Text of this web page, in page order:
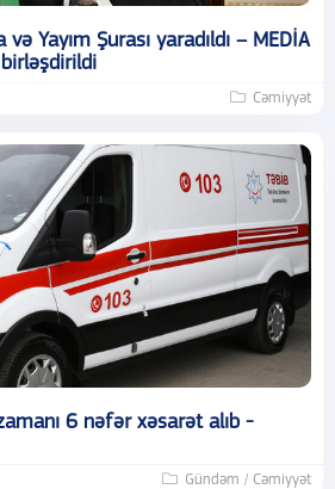
Yayım Şurası yaradıldı – MEDİA
Cəmiyyət
6 nəfər xəsarət alıb -
Gündəm / Cəmiyyət